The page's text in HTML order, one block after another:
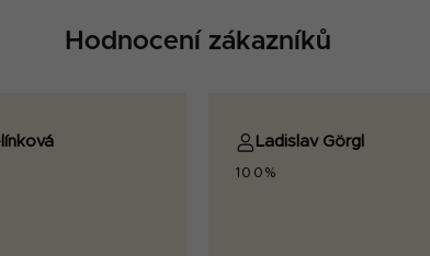
Hodnocení zákazníků
Ladislav Görgl
100%